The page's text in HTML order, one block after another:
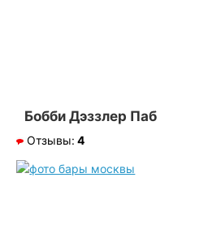
Бобби Дэззлер Паб
Отзывы: 4